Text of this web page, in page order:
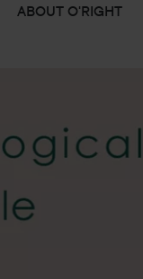
ABOUT O'RIGHT